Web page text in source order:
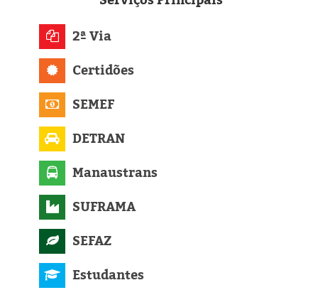
Pesquisas
2ª Via
Certidões
SEMEF
DETRAN
Manaustrans
SUFRAMA
SEFAZ
Estudantes